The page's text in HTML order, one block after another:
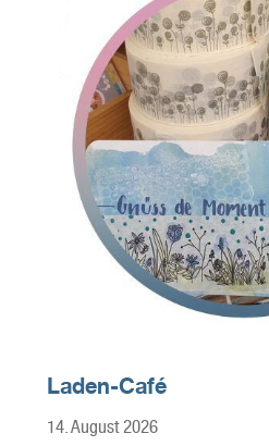
Laden-Café
14. August 2026